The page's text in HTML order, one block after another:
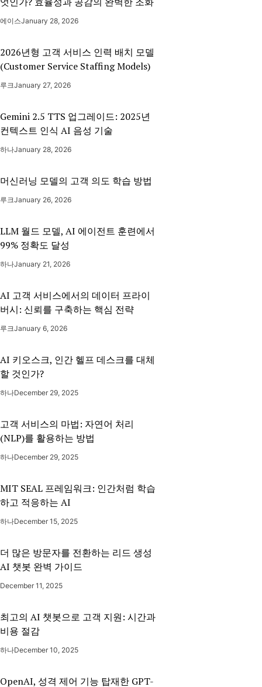
에이스January 28, 2026
2026년형 고객 서비스 인력 배치 모델
(Customer Service Staffing Models)
루크January 27, 2026
Gemini 2.5 TTS 업그레이드: 2025년
컨텍스트 인식 AI 음성 기술
하나January 28, 2026
머신러닝 모델의 고객 의도 학습 방법
루크January 26, 2026
LLM 월드 모델, AI 에이전트 훈련에서
99% 정확도 달성
하나January 21, 2026
AI 고객 서비스에서의 데이터 프라이
버시: 신뢰를 구축하는 핵심 전략
루크January 6, 2026
AI 키오스크, 인간 헬프 데스크를 대체
할 것인가?
하나December 29, 2025
고객 서비스의 마법: 자연어 처리
(NLP)를 활용하는 방법
하나December 29, 2025
MIT SEAL 프레임워크: 인간처럼 학습
하고 적응하는 AI
하나December 15, 2025
더 많은 방문자를 전환하는 리드 생성
AI 챗봇 완벽 가이드
December 11, 2025
최고의 AI 챗봇으로 고객 지원: 시간과
비용 절감
하나December 10, 2025
OpenAI, 성격 제어 기능 탑재한 GPT-